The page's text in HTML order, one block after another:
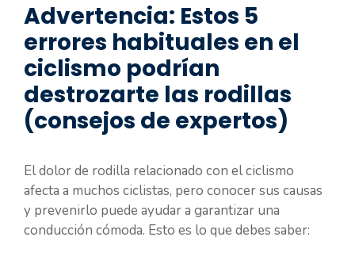
Advertencia: Estos 5
errores habituales en el
ciclismo podrían
destrozarte las rodillas
(consejos de expertos)
El dolor de rodilla relacionado con el ciclismo
afecta a muchos ciclistas, pero conocer sus causas
y prevenirlo puede ayudar a garantizar una
conducción cómoda. Esto es lo que debes saber: